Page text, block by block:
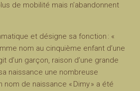
de mobilité mais n’abandonnent
et désigne sa fonction : «
nom au cinquième enfant d’une
d’un garçon, raison d’une grande
naissance une nombreuse
de naissance « Dimy » a été